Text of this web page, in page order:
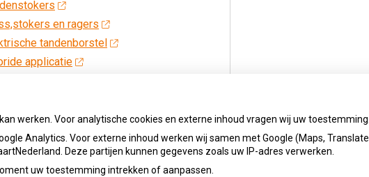
en ragers
tandenborstel
applicatie
werken. Voor analytische cookies en externe inhoud vragen wij uw toestemming.
Analytics. Voor externe inhoud werken wij samen met Google (Maps,
Deze partijen kunnen gegevens zoals uw IP-adres verwerken.
uw toestemming intrekken of aanpassen.